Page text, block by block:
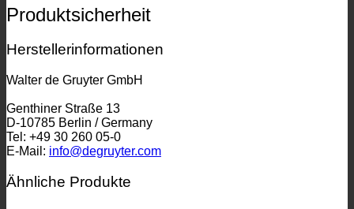
Produktsicherheit
Herstellerinformationen
Walter de Gruyter GmbH
Genthiner Straße 13
D-10785 Berlin / Germany
Tel: +49 30 260 05-0
E-Mail: info@degruyter.com
Ähnliche Produkte